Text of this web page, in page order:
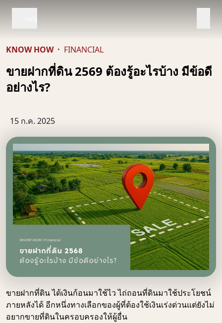
KNOW HOW · FINANCIAL
ขายฝากที่ดิน 2569 ต้องรู้อะไรบ้าง มีข้อดี
อย่างไร?
15 ก.ค. 2025
ขายฝากที่ดิน ได้เงินก้อนมาใช้ไว ไถ่ถอนที่ดินมาใช้ประโยชน์
ภายหลังได้ อีกหนึ่งทางเลือกของผู้ที่ต้องใช้เงินเร่งด่วนแต่ยังไม่
อยากขายที่ดินในครอบครองให้ผู้อื่น